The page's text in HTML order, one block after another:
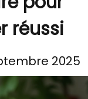
réussi
2025